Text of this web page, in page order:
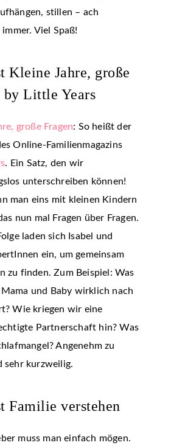
stillen – ach
Viel Spaß!
Kleine Jahre, große
by Little Years
große Fragen: So heißt der
Online-Familienmagazins
. Ein Satz, den wir
unterschreiben können!
man eins mit kleinen Kindern
nun mal Fragen über Fragen.
laden sich Isabel und
ein, um gemeinsam
zu finden. Zum Beispiel: Was
und Baby wirklich nach
Wie kriegen wir eine
Partnerschaft hin? Was
Angenehm zu
sehr kurzweilig.
Familie verstehen
muss man einfach mögen.